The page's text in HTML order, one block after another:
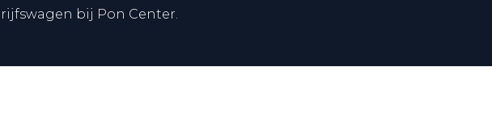
bij Pon Center.